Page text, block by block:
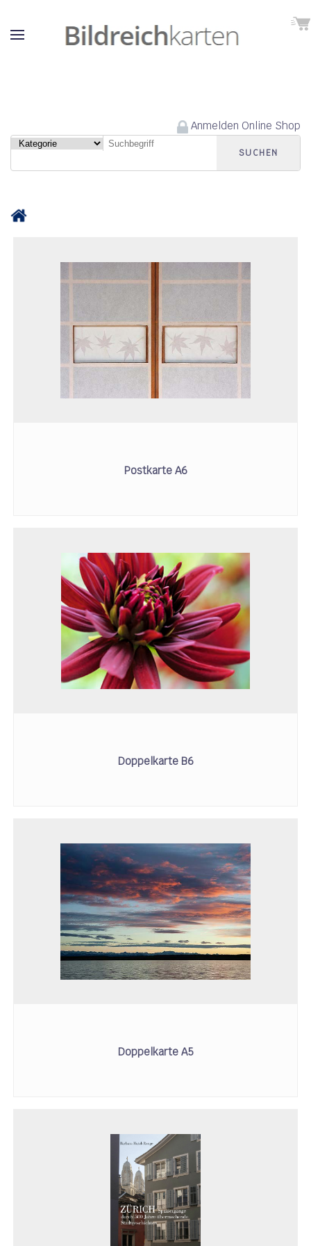
Anmelden Online Shop
SUCHEN
Postkarte A6
Doppelkarte B6
Doppelkarte A5